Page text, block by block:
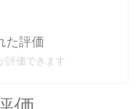
た評価
評価できます